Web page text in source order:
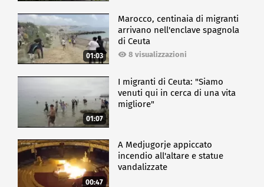
01:03
Marocco, centinaia di migranti
arrivano nell'enclave spagnola
di Ceuta
8 visualizzazioni
01:07
I migranti di Ceuta: "Siamo
venuti qui in cerca di una vita
migliore"
00:47
A Medjugorje appiccato
incendio all'altare e statue
vandalizzate